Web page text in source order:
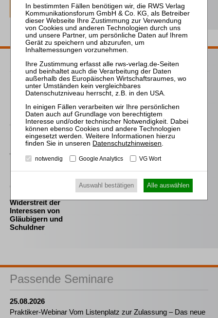
Passende Bücher
Prütting / Bork / Jacoby (Hrsg.)
Insolvenzordnung
Graf-Schlicker (Hrsg.)
InsO
Westermann
Die Auswahl und die
(vorläufigen)
Insolvenzverwalters im
Widerstreit der
Interessen von
Gläubigern und
Schuldner
Passende Seminare
25.08.2026
Praktiker-Webinar Vom Listenplatz zur Zulassung – Das neue
Datenschutzhinweisen.
notwendig Google Analytics VG Wort
Auswahl bestätigen Alle auswählen